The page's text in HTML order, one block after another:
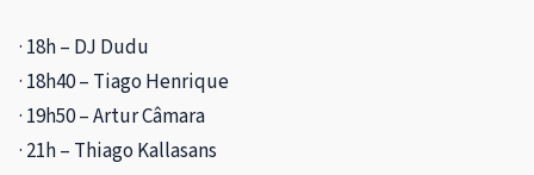
· 18h – DJ Dudu
· 18h40 – Tiago Henrique
· 19h50 – Artur Câmara
· 21h – Thiago Kallasans